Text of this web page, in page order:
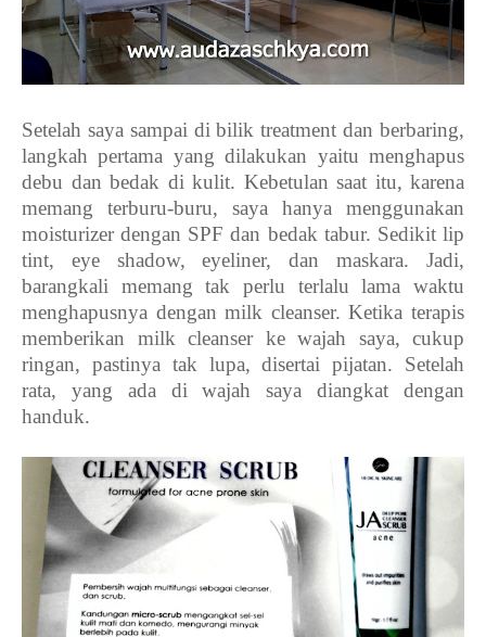
Setelah saya sampai di bilik treatment dan berbaring,
langkah pertama yang dilakukan yaitu menghapus
debu dan bedak di kulit. Kebetulan saat itu, karena
memang terburu-buru, saya hanya menggunakan
moisturizer dengan SPF dan bedak tabur. Sedikit lip
tint, eye shadow, eyeliner, dan maskara. Jadi,
barangkali memang tak perlu terlalu lama waktu
menghapusnya dengan milk cleanser. Ketika terapis
memberikan milk cleanser ke wajah saya, cukup
ringan, pastinya tak lupa, disertai pijatan. Setelah
rata, yang ada di wajah saya diangkat dengan
handuk.